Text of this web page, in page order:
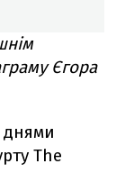
Єгора
днями
The